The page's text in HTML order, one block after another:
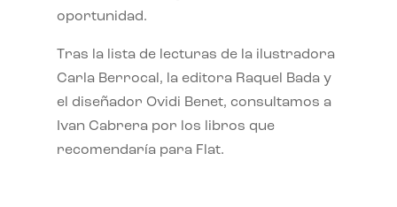
oportunidad.
Tras la lista de lecturas de la ilustradora
Carla Berrocal, la editora Raquel Bada y
el diseñador Ovidi Benet, consultamos a
Ivan Cabrera por los libros que
recomendaría para Flat.